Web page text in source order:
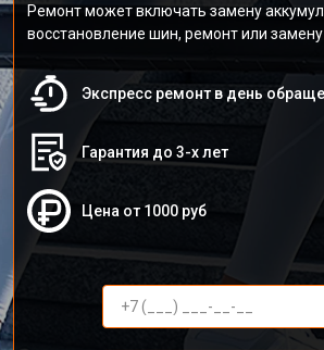
Ремонт может включать замену
восстановление шин, ремонт или
Экспресс ремонт в день
Гарантия до 3-х лет
Цена от 1000 руб